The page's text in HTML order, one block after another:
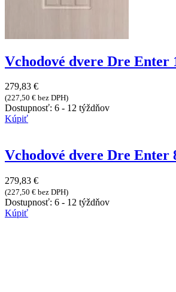
Vchodové dvere Dre Enter
279,83 €
(227,50 € bez DPH)
Dostupnosť: 6 - 12 týždňov
Kúpiť
Vchodové dvere Dre Enter
279,83 €
(227,50 € bez DPH)
Dostupnosť: 6 - 12 týždňov
Kúpiť